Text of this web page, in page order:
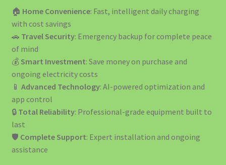
🏠 Home Convenience: Fast, intelligent daily charging
with cost savings
🚗 Travel Security: Emergency backup for complete peace
of mind
💰 Smart Investment: Save money on purchase and
ongoing electricity costs
📱 Advanced Technology: AI-powered optimization and
app control
🔒 Total Reliability: Professional-grade equipment built to
last
🛡️ Complete Support: Expert installation and ongoing
assistance